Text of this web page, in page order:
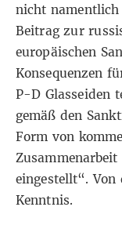
nicht
Beitrag zur
europäischen
Konsequenzen
P-D Glasseiden
gemäß den
Form von
eingestellt“. Von
Kenntnis.